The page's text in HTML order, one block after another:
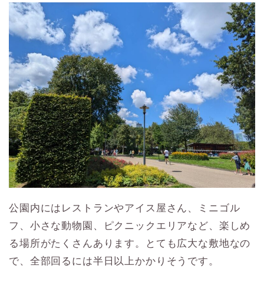
公園内にはレストランやアイス屋さん、ミニゴル
フ、小さな動物園、ピクニックエリアなど、楽しめ
る場所がたくさんあります。とても広大な敷地なの
で、全部回るには半日以上かかりそうです。